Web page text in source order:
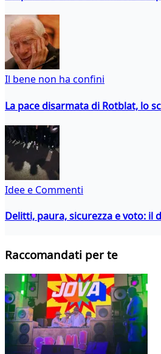
Il bene non ha confini
La pace disarmata di Rotblat, lo
Idee e Commenti
Delitti, paura, sicurezza e voto: il
Raccomandati per te